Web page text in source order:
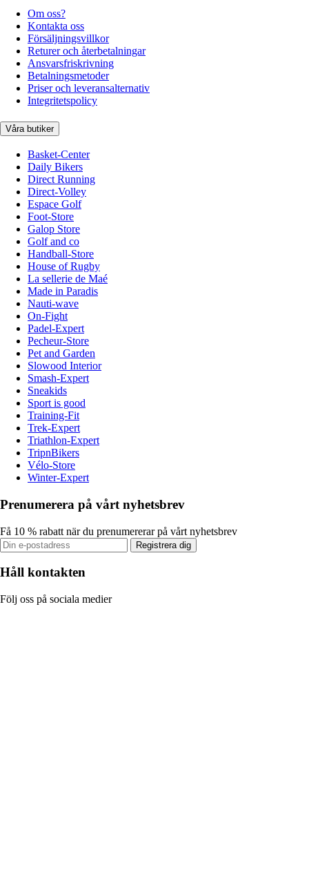
Om oss?
Kontakta oss
Försäljningsvillkor
Returer och återbetalningar
Ansvarsfriskrivning
Betalningsmetoder
Priser och leveransalternativ
Integritetspolicy
Våra butiker
Basket-Center
Daily Bikers
Direct Running
Direct-Volley
Espace Golf
Foot-Store
Galop Store
Golf and co
Handball-Store
House of Rugby
La sellerie de Maé
Made in Paradis
Nauti-wave
On-Fight
Padel-Expert
Pecheur-Store
Pet and Garden
Slowood Interior
Smash-Expert
Sneakids
Sport is good
Training-Fit
Trek-Expert
Triathlon-Expert
TripnBikers
Vélo-Store
Winter-Expert
Prenumerera på vårt nyhetsbrev
Få 10 % rabatt när du prenumererar på vårt nyhetsbrev
Registrera dig
Håll kontakten
Följ oss på sociala medier